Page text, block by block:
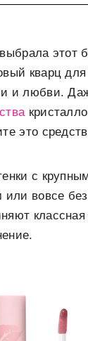
этот
кварц
и любви.
это
с
вовсе
классная